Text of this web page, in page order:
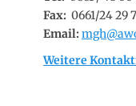
Fax: 0661/24 29
Email:
Weitere